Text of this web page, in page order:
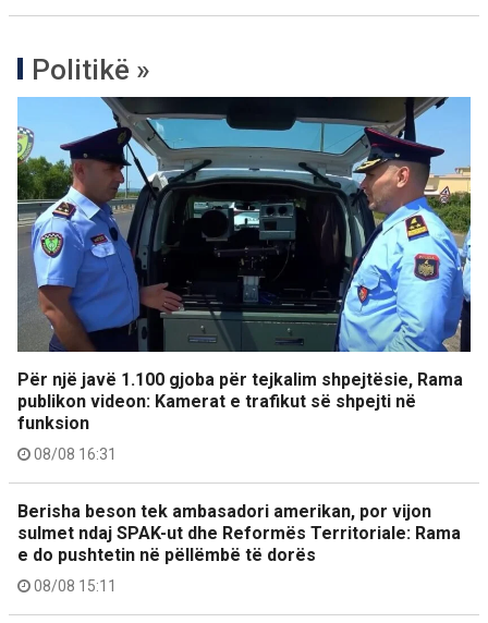
Politikë »
Për një javë 1.100 gjoba për tejkalim shpejtësie, Rama
publikon videon: Kamerat e trafikut së shpejti në
funksion
08/08 16:31
Berisha beson tek ambasadori amerikan, por vijon
sulmet ndaj SPAK-ut dhe Reformës Territoriale: Rama
e do pushtetin në pëllëmbë të dorës
08/08 15:11